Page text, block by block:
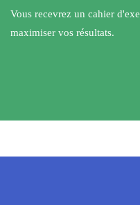
Vous recevrez un cahier
maximiser vos résultats.